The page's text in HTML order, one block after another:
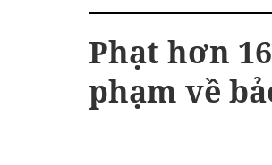
Phạt hơn
phạm về